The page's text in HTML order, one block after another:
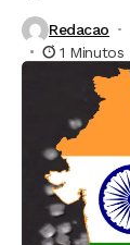
Redacao
1 Minutos